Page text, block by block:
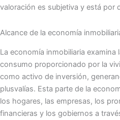
valoración es subjetiva y está por
Alcance de la economía
La economía inmobiliaria
consumo proporcionado por la
como activo de inversión,
plusvalías. Esta parte de la
los hogares, las empresas, los
financieras y los gobiernos a